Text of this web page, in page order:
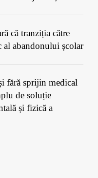
că tranziția către
abandonului școlar
fără sprijin medical
de soluție
și fizică a